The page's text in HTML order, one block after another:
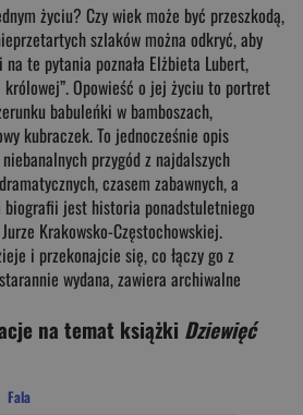
życiu? Czy wiek może być przeszkodą,
szlaków można odkryć, aby
te pytania poznała Elżbieta Lubert,
Opowieść o jej życiu to portret
babuleńki w bamboszach,
kubraczek. To jednocześnie opis
przygód z najdalszych
czasem zabawnych, a
biografii jest historia ponadstuletniego
Krakowsko-Częstochowskiej.
i przekonajcie się, co łączy go z
wydana, zawiera archiwalne
na temat książki Dziewięć
Fala